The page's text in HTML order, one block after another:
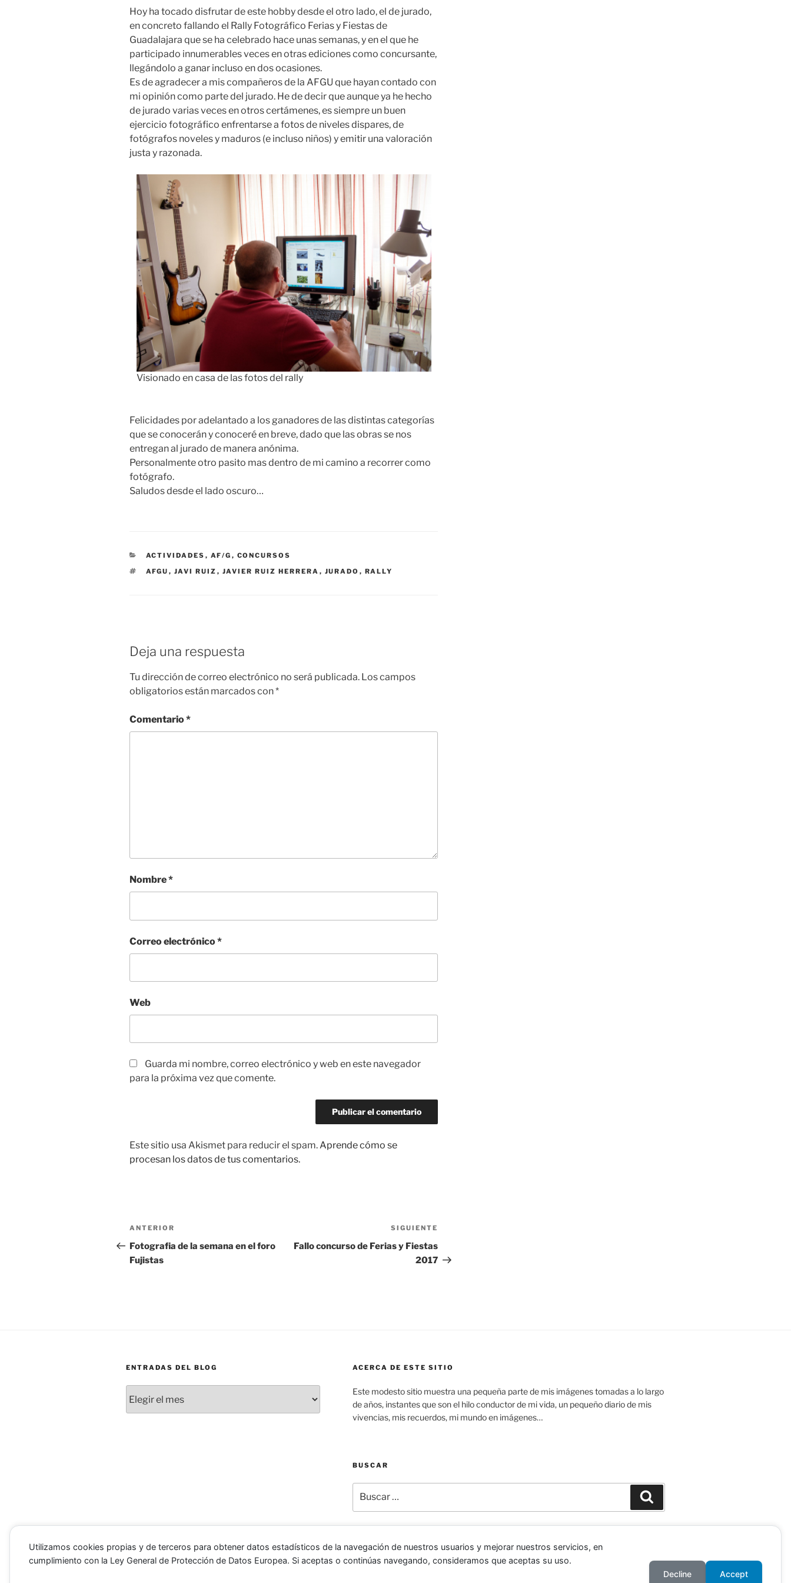
Hoy ha tocado disfrutar de este hobby desde el otro lado, el de jurado,
en concreto fallando el Rally Fotográfico Ferias y Fiestas de
Guadalajara que se ha celebrado hace unas semanas, y en el que he
participado innumerables veces en otras ediciones como concursante,
llegándolo a ganar incluso en dos ocasiones.
Es de agradecer a mis compañeros de la AFGU que hayan contado con
mi opinión como parte del jurado. He de decir que aunque ya he hecho
de jurado varias veces en otros certámenes, es siempre un buen
ejercicio fotográfico enfrentarse a fotos de niveles dispares, de
fotógrafos noveles y maduros (e incluso niños) y emitir una valoración
justa y razonada.
Visionado en casa de las fotos del rally
Felicidades por adelantado a los ganadores de las distintas categorías
que se conocerán y conoceré en breve, dado que las obras se nos
entregan al jurado de manera anónima.
Personalmente otro pasito mas dentro de mi camino a recorrer como
fotógrafo.
Saludos desde el lado oscuro…
CATEGORÍAS
ACTIVIDADES , AF/G , CONCURSOS
ETIQUETAS
AFGU , JAVI RUIZ , JAVIER RUIZ HERRERA , JURADO , RALLY
Deja una respuesta
Tu dirección de correo electrónico no será publicada. Los campos
obligatorios están marcados con*
Comentario*
Nombre*
Correo electrónico*
Web
Guarda mi nombre, correo electrónico y web en este navegador
para la próxima vez que comente.
Este sitio usa Akismet para reducir el spam.Aprende cómo se
procesan los datos de tus comentarios.
Navegación
de
entradas
Entrada
anterior:
ANTERIOR
Fotografia de la semana en el foro
Fujistas
entrada
SIGUIENTE
Fallo concurso de Ferias y Fiestas
2017
ENTRADAS DEL BLOG
del
blog
ACERCA DE ESTE SITIO
Este modesto sitio muestra una pequeña parte de mis imágenes tomadas a lo largo
de años, instantes que son el hilo conductor de mi vida, un pequeño diario de mis
vivencias, mis recuerdos, mi mundo en imágenes…
BUSCAR
por:
FacebookInstagramYouTubeFlickr 500px Política de privacidad Funciona gracias a WordPress
Utilizamos cookies propias y de terceros para obtener datos estadísticos de la navegación de nuestros usuarios y mejorar nuestros servicios, en
cumplimiento con la Ley General de Protección de Datos Europea. Si aceptas o continúas navegando, consideramos que aceptas su uso.
Decline Accept